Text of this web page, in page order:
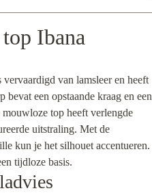
Ibana
van lamsleer en heeft
bevat een opstaande kraag en een
top heeft verlengde
uitstraling. Met de
kun je het silhouet accentueren.
tijdloze basis.